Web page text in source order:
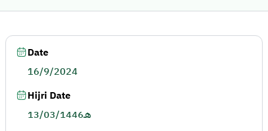
Date
16/9/2024
Hijri Date
13/03/1446هـ